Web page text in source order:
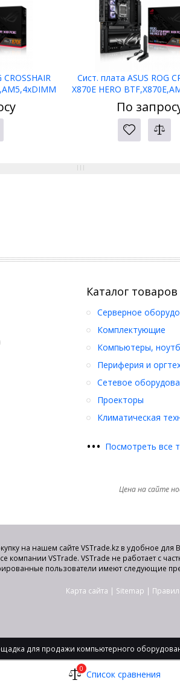
0 Список сравнения
Сист. плата ASUS ROG
X870E HERO
DDR5,2xPCI-E x16
По
Каталог товаров
Серверное
Комплектующие
Компьютеры,
Периферия и
Сетевое
Проекторы
Климатическая
••• Посмотреть все
Цена на сайте
на нашем сайте VSTrade.kz в удобное
компании VSTrade. VSTrade не работает с
пользователи имеют следующие
Карта сайта | Sitemap |
для продажи компьютерного